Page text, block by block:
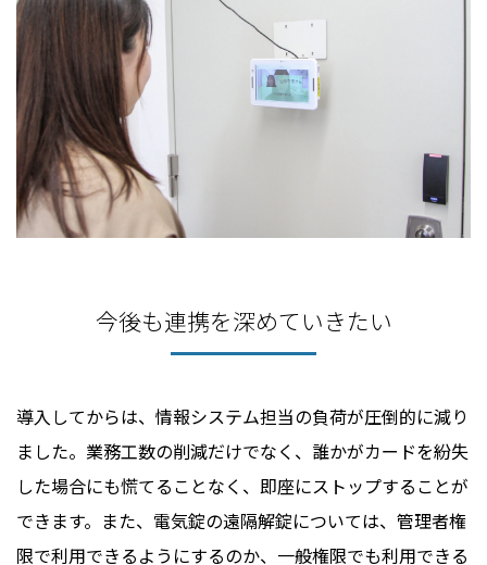
今後も連携を深めていきたい
導入してからは、情報システム担当の負荷が圧倒的に減り
ました。業務工数の削減だけでなく、誰かがカードを紛失
した場合にも慌てることなく、即座にストップすることが
できます。また、電気錠の遠隔解錠については、管理者権
限で利用できるようにするのか、一般権限でも利用できる